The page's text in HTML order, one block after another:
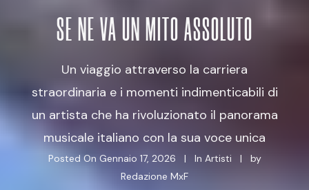
SE NE VA UN MITO ASSOLUTO
Un viaggio attraverso la carriera
straordinaria e i momenti indimenticabili di
un artista che ha rivoluzionato il panorama
musicale italiano con la sua voce unica
Posted On Gennaio 17, 2026 In Artisti
by
Redazione MxF